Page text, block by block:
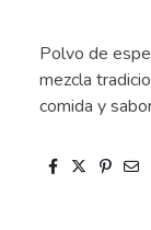
Polvo de
mezcla
comida y